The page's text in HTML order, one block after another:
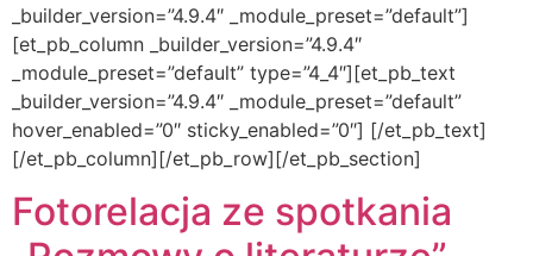
_builder_version=”4.9.4″ _module_preset=”default”]
[et_pb_column _builder_version=”4.9.4″
_module_preset=”default” type=”4_4″][et_pb_text
_builder_version=”4.9.4″ _module_preset=”default”
hover_enabled=”0″ sticky_enabled=”0″] [/et_pb_text]
[/et_pb_column][/et_pb_row][/et_pb_section]
Fotorelacja ze spotkania